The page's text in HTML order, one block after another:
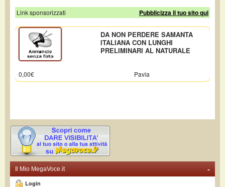
Link sponsorizzati Pubblicizza il tuo sito qui
DA NON PERDERE SAMANTA
ITALIANA CON LUNGHI
PRELIMINARI AL NATURALE
0,00€ Pavia
-
Il Mio MegaVoce.it
Login